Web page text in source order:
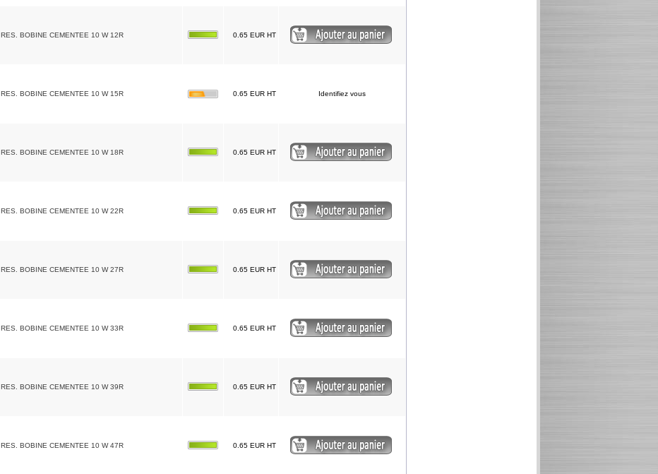
RES. BOBINE CEMENTEE 10 W 12R 0.65 EUR HT
RES. BOBINE CEMENTEE 10 W 15R 0.65 EUR HT Identifiez vous
RES. BOBINE CEMENTEE 10 W 18R 0.65 EUR HT
RES. BOBINE CEMENTEE 10 W 22R 0.65 EUR HT
RES. BOBINE CEMENTEE 10 W 27R 0.65 EUR HT
RES. BOBINE CEMENTEE 10 W 33R 0.65 EUR HT
RES. BOBINE CEMENTEE 10 W 39R 0.65 EUR HT
RES. BOBINE CEMENTEE 10 W 47R 0.65 EUR HT